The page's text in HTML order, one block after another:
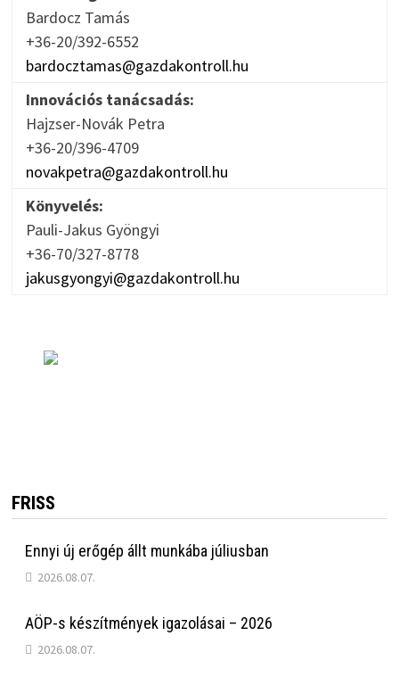
Bardocz Tamás
+36-20/392-6552
bardocztamas@gazdakontroll.hu
Innovációs tanácsadás:
Hajzser-Novák Petra
+36-20/396-4709
novakpetra@gazdakontroll.hu
Könyvelés:
Pauli-Jakus Gyöngyi
+36-70/327-8778
jakusgyongyi@gazdakontroll.hu
FRISS
Ennyi új erőgép állt munkába júliusban
2026.08.07.
AÖP-s készítmények igazolásai – 2026
2026.08.07.